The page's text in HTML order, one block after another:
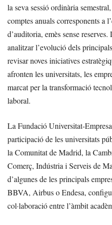
la seva sessió ordinària
comptes anuals corresponents a
d’auditoria, emès sense
analitzar l’evolució dels
revisar noves iniciatives
afronten les universitats, les
marcat per la transformació
laboral.
La Fundació Universitat-
participació de les universitats
la Comunitat de Madrid, la
Comerç, Indústria i Serveis de
d’algunes de les principals
BBVA, Airbus o Endesa,
col·laboració entre l’àmbit